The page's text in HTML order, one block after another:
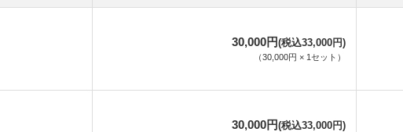
30,000円(税込33,000円)
（30,000円 × 1セット ）
30,000円(税込33,000円)